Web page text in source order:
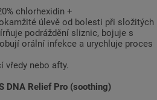
chlorhexidin +
úlevě od bolesti při složitých
podráždění sliznic, bojuje s
orální infekce a urychluje proces
vředy nebo afty.
DNA ReliefPro (soothing)